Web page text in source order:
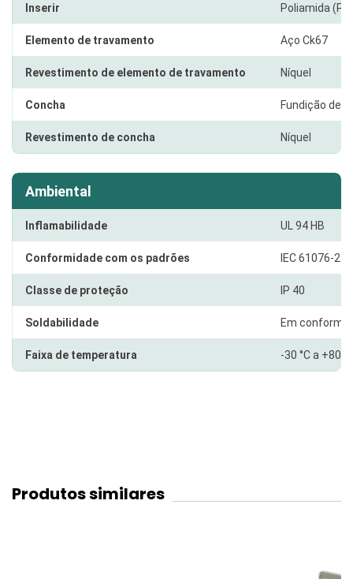
Inserir Poliamida (PA
Elemento de travamento Aço Ck67
Revestimento de elemento de travamento Níquel
Concha Fundição de
Revestimento de concha Níquel
Ambiental
Inflamabilidade UL 94 HB
Conformidade com os padrões IEC 61076-2-
Classe de proteção IP 40
Soldabilidade Em
Faixa de temperatura -30 °C a +80
Produtos similares